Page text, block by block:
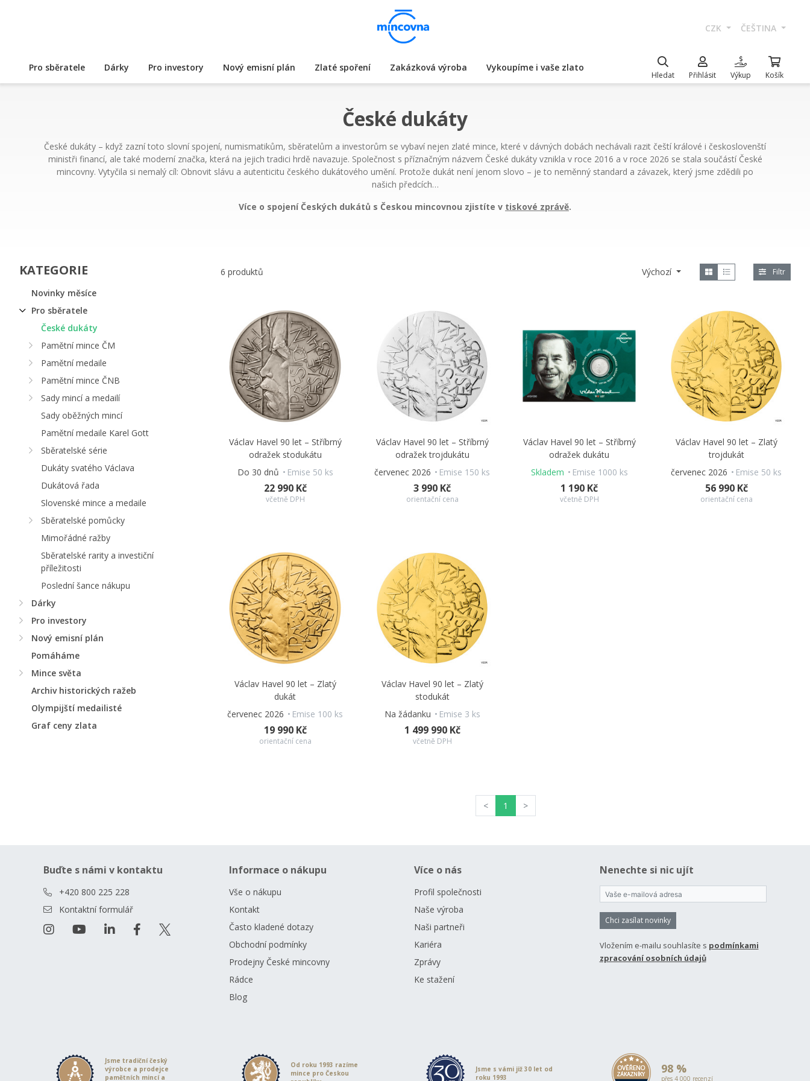
CZK ČEŠTINA
Pro sběratele Dárky Pro investory Nový emisní plán Zlaté spoření Zakázková výroba Vykoupíme i vaše zlato
Hledat Přihlásit Výkup Košík
České dukáty
České dukáty – když zazní toto slovní spojení, numismatikům, sběratelům a investorům se vybaví nejen zlaté mince, které v dávných dobách nechávali razit čeští králové i českoslovenští
ministři financí, ale také moderní značka, která na jejich tradici hrdě navazuje. Společnost s příznačným názvem České dukáty vznikla v roce 2016 a v roce 2026 se stala součástí České
mincovny. Vytyčila si nemalý cíl: Obnovit slávu a autenticitu českého dukátového umění. Protože dukát není jenom slovo – je to neměnný standard a závazek, který jsme zdědili po
našich předcích…
Více o spojení Českých dukátů s Českou mincovnou zjistíte v tiskové zprávě.
KATEGORIE
Novinky měsíce
Pro sběratele
České dukáty
Pamětní mince ČM
Pamětní medaile
Pamětní mince ČNB
Sady mincí a medailí
Sady oběžných mincí
Pamětní medaile Karel Gott
Sběratelské série
Dukáty svatého Václava
Dukátová řada
Slovenské mince a medaile
Sběratelské pomůcky
Mimořádné ražby
Sběratelské rarity a investiční
příležitosti
Poslední šance nákupu
Dárky
Pro investory
Nový emisní plán
Pomáháme
Mince světa
Archiv historických ražeb
Olympijští medailisté
Graf ceny zlata
6 produktů Výchozí Filtr
Václav Havel 90 let – Stříbrný
odražek stodukátu
Do 30 dnů
Emise 50 ks
22 990 Kč
včetně DPH
Václav Havel 90 let – Stříbrný
odražek trojdukátu
červenec 2026
Emise 150 ks
3 990 Kč
orientační cena
Václav Havel 90 let – Stříbrný
odražek dukátu
Skladem
Emise 1000 ks
1 190 Kč
včetně DPH
Václav Havel 90 let – Zlatý
trojdukát
červenec 2026
Emise 50 ks
56 990 Kč
orientační cena
Václav Havel 90 let – Zlatý
dukát
červenec 2026
Emise 100 ks
19 990 Kč
orientační cena
Václav Havel 90 let – Zlatý
stodukát
Na žádanku
Emise 3 ks
1 499 990 Kč
včetně DPH
< 1 >
Buďte s námi v kontaktu
+420 800 225 228
Kontaktní formulář
Informace o nákupu
Vše o nákupu
Kontakt
Často kladené dotazy
Obchodní podmínky
Prodejny České mincovny
Rádce
Blog
Více o nás
Profil společnosti
Naše výroba
Naši partneři
Kariéra
Zprávy
Ke stažení
Nenechte si nic ujít
Chci zasílat novinky
Vložením e-mailu souhlasíte s podmínkami
zpracování osobních údajů
Jsme tradiční český
výrobce a prodejce
pamětních mincí a
Od roku 1993 razíme
mince pro Českou
Jsme s vámi již 30 let od
roku 1993
98 %
přes 4 000 recenzí